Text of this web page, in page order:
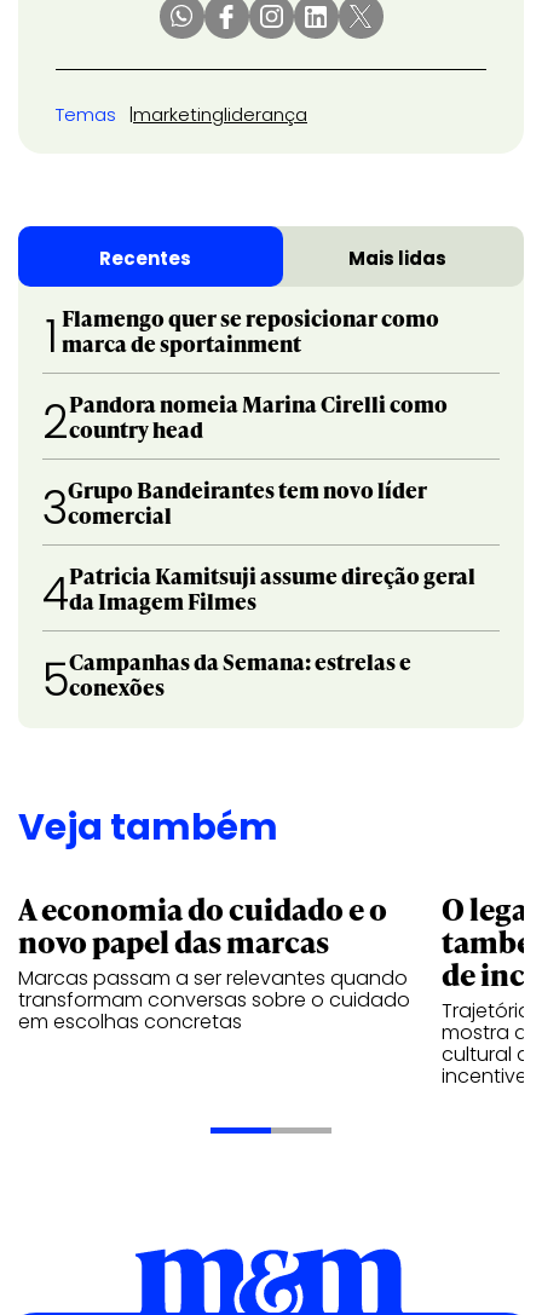
Temas marketingliderança
Recentes Mais lidas
1 Flamengo quer se reposicionar como
marca de sportainment
2Pandora nomeia Marina Cirelli como
country head
3Grupo Bandeirantes tem novo líder
comercial
4Patricia Kamitsuji assume direção geral
da Imagem Filmes
5Campanhas da Semana: estrelas e
conexões
Veja também
A economia do cuidado e o
novo papel das marcas
Marcas passam a ser relevantes quando
transformam conversas sobre o cuidado
em escolhas concretas
O
de
Trajetória
mostra
cultural
incentive